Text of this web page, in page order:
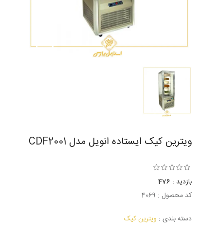
ویترین کیک ایستاده انویل مدل CDF2001
بازدید : 476
کد محصول : 4069
دسته بندی : ویترین کیک